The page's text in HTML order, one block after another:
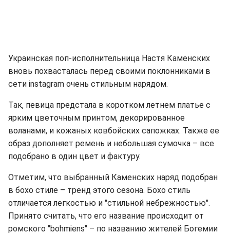
Украинская поп-исполнительница Настя Каменских
вновь похвасталась перед своими поклонниками в
сети instagram очень стильным нарядом.
Так, певица предстала в коротком летнем платье с
ярким цветочным принтом, декорированное
воланами, и кожаных ковбойских сапожках. Также ее
образ дополняет ремень и небольшая сумочка – все
подобрано в один цвет и фактуру.
Отметим, что выбранный Каменских наряд подобран
в бохо стиле – тренд этого сезона. Бохо стиль
отличается легкостью и "стильной небрежностью".
Принято считать, что его название происходит от
ромского "bohmiens" – по названию жителей Богемии